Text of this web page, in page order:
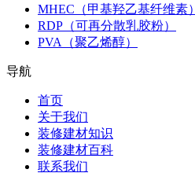
MHEC（甲基羟乙基纤维素）
RDP（可再分散乳胶粉）
PVA（聚乙烯醇）
导航
首页
关于我们
装修建材知识
装修建材百科
联系我们